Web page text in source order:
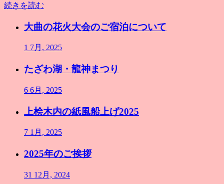
続きを読む
大曲の花火大会のご宿泊について
1 7月, 2025
たざわ湖・龍神まつり
6 6月, 2025
上桧木内の紙風船上げ2025
7 1月, 2025
2025年のご挨拶
31 12月, 2024